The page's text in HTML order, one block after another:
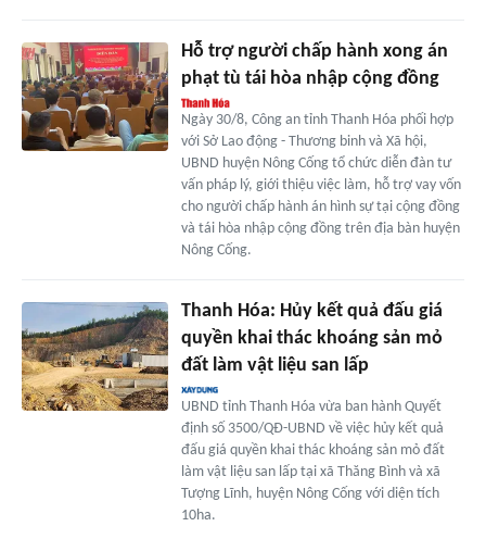
Hỗ trợ người chấp hành xong án
phạt tù tái hòa nhập cộng đồng
Ngày 30/8, Công an tỉnh Thanh Hóa phối hợp
với Sở Lao động - Thương binh và Xã hội,
UBND huyện Nông Cống tổ chức diễn đàn tư
vấn pháp lý, giới thiệu việc làm, hỗ trợ vay vốn
cho người chấp hành án hình sự tại cộng đồng
và tái hòa nhập cộng đồng trên địa bàn huyện
Nông Cống.
Thanh Hóa: Hủy kết quả đấu giá
quyền khai thác khoáng sản mỏ
đất làm vật liệu san lấp
UBND tỉnh Thanh Hóa vừa ban hành Quyết
định số 3500/QĐ-UBND về việc hủy kết quả
đấu giá quyền khai thác khoáng sản mỏ đất
làm vật liệu san lấp tại xã Thăng Bình và xã
Tượng Lĩnh, huyện Nông Cống với diện tích
10ha.